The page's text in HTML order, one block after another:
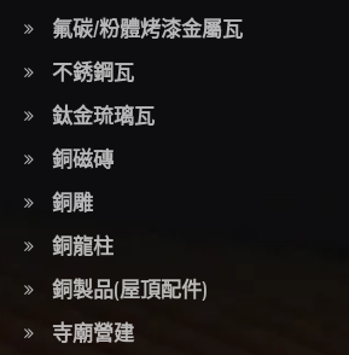
氟碳/粉體烤漆金屬瓦
不銹鋼瓦
鈦金琉璃瓦
銅磁磚
銅雕
銅龍柱
銅製品(屋頂配件)
寺廟營建